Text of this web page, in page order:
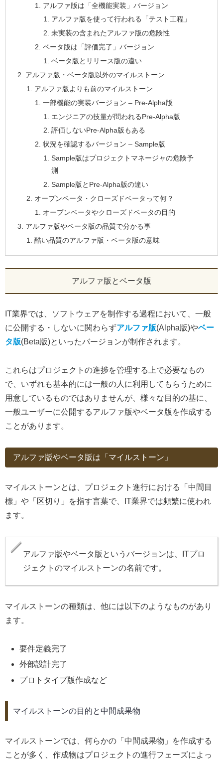
アルファ版は「全機能実装」バージョン
アルファ版を使って行われる「テスト工程」
未実装の含まれたアルファ版の危険性
ベータ版は「評価完了」バージョン
ベータ版とリリース版の違い
アルファ版・ベータ版以外のマイルストーン
アルファ版よりも前のマイルストーン
一部機能の実装バージョン – Pre-Alpha版
エンジニアの技量が問われるPre-Alpha版
評価しないPre-Alpha版もある
状況を確認するバージョン – Sample版
Sample版はプロジェクトマネージャの危険予
測
Sample版とPre-Alpha版の違い
オープンベータ・クローズドベータって何？
オープンベータやクローズドベータの目的
アルファ版やベータ版の品質で分かる事
酷い品質のアルファ版・ベータ版の意味
アルファ版とベータ版
IT業界では、ソフトウェアを制作する過程において、一般
に公開する・しないに関わらずアルファ版(Alpha版)やベー
タ版(Beta版)といったバージョンが制作されます。
これらはプロジェクトの進捗を管理する上で必要なもの
で、いずれも基本的には一般の人に利用してもらうために
用意しているものではありませんが、様々な目的の基に、
一般ユーザーに公開するアルファ版やベータ版を作成する
ことがあります。
アルファ版やベータ版は「マイルストーン」
マイルストーンとは、プロジェクト進行における「中間目
標」や「区切り」を指す言葉で、IT業界では頻繁に使われ
ます。
アルファ版やベータ版というバージョンは、ITプロ
ジェクトのマイルストーンの名前です。
マイルストーンの種類は、他には以下のようなものがあり
ます。
要件定義完了
外部設計完了
プロトタイプ版作成など
マイルストーンの目的と中間成果物
マイルストーンでは、何らかの「中間成果物」を作成する
ことが多く、作成物はプロジェクトの進行フェーズによっ